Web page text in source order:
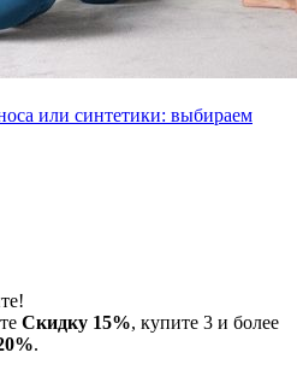
или синтетики: выбираем
Скидку 15%, купите 3 и более
.